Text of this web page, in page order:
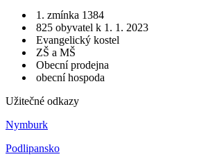
1. zmínka 1384
825 obyvatel k 1. 1. 2023
Evangelický kostel
ZŠ a MŠ
Obecní prodejna
obecní hospoda
Užitečné odkazy
Nymburk
Podlipansko